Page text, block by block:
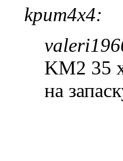
kpum4x4:
KM2 35
на